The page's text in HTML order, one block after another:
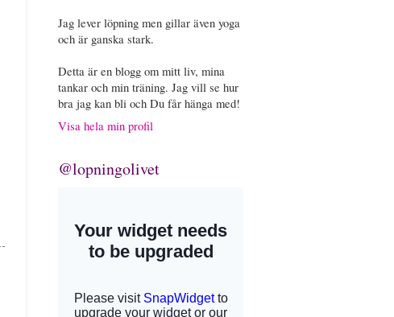
Jag lever löpning men gillar även yoga
och är ganska stark.
Detta är en blogg om mitt liv, mina
tankar och min träning. Jag vill se hur
bra jag kan bli och Du får hänga med!
Visa hela min profil
@lopningolivet